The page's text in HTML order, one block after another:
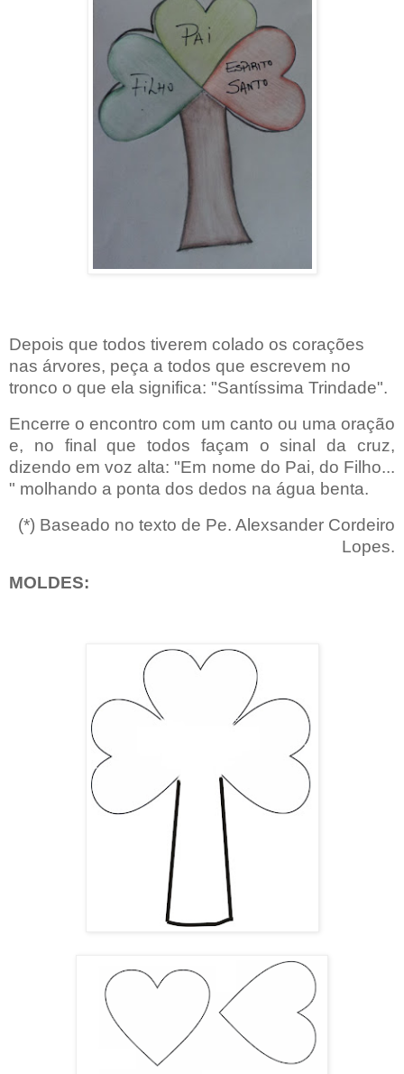
Depois que todos tiverem colado os corações
nas árvores, peça a todos que escrevem no
tronco o que ela significa: "Santíssima Trindade".
Encerre o encontro com um canto ou uma oração
e, no final que todos façam o sinal da cruz,
dizendo em voz alta: "Em nome do Pai, do Filho...
" molhando a ponta dos dedos na água benta.
(*) Baseado no texto de Pe. Alexsander Cordeiro
Lopes.
MOLDES: